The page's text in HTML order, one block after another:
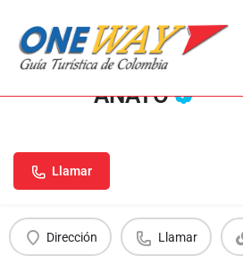
ANATO
Llamar
Perfil
Dirección Llamar